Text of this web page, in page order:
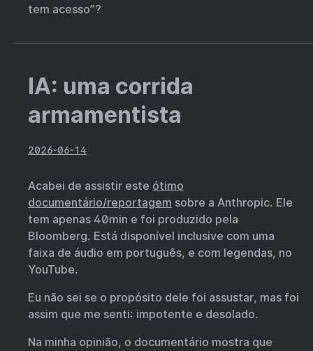
tem acesso”?
IA: uma corrida
armamentista
2026-06-14
Acabei de assistir este ótimo
documentário/reportagem sobre a Anthropic. Ele
tem apenas 40min e foi produzido pela
Bloomberg. Está disponível inclusive com uma
faixa de áudio em português, e com legendas, no
YouTube.
Eu não sei se o propósito dele foi assustar, mas foi
assim que me senti: impotente e desolado.
Na minha opinião, o documentário mostra que